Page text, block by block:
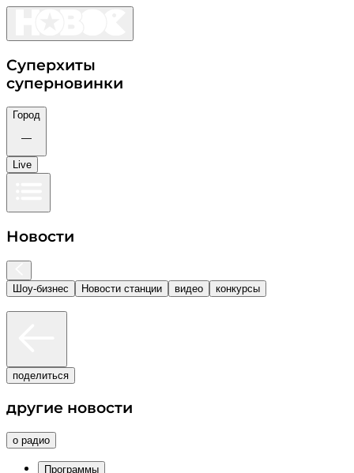
Суперхиты
суперновинки
Город
—
Live
Новости
Шоу-бизнес Новости станции видео конкурсы
поделиться
другие новости
о радио
Программы